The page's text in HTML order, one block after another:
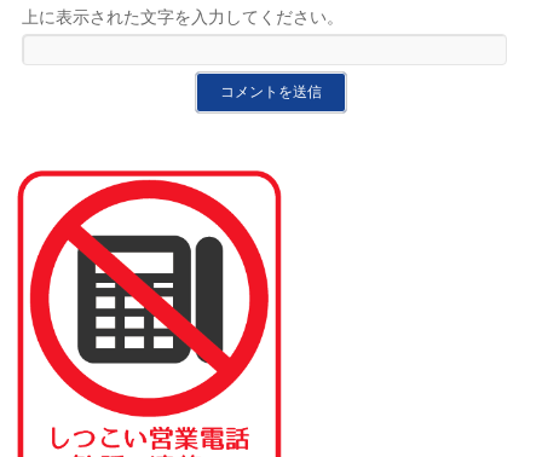
上に表示された文字を入力してください。